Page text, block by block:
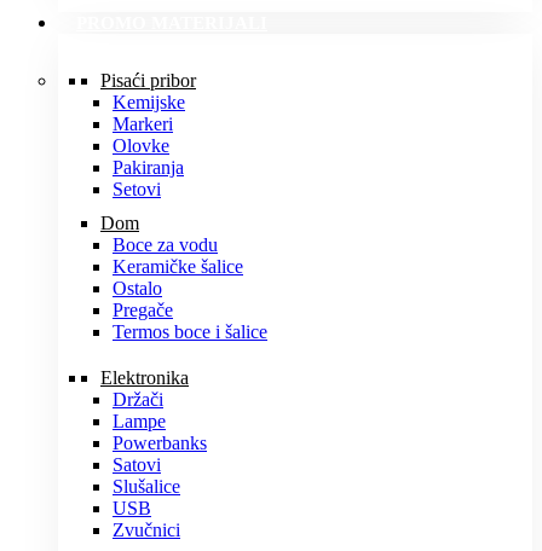
Pisaći pribor
Kemijske
Markeri
Olovke
Pakiranja
Setovi
Dom
Boce za vodu
Keramičke šalice
Ostalo
Pregače
Termos boce i šalice
Elektronika
Držači
Lampe
Powerbanks
Satovi
Slušalice
USB
Zvučnici